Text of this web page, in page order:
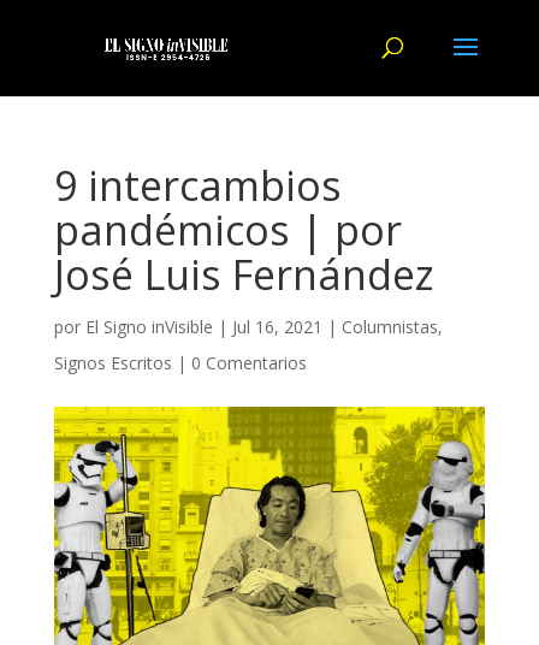
9 intercambios
pandémicos | por
José Luis Fernández
por El Signo inVisible | Jul 16, 2021 | Columnistas,
Signos Escritos | 0 Comentarios